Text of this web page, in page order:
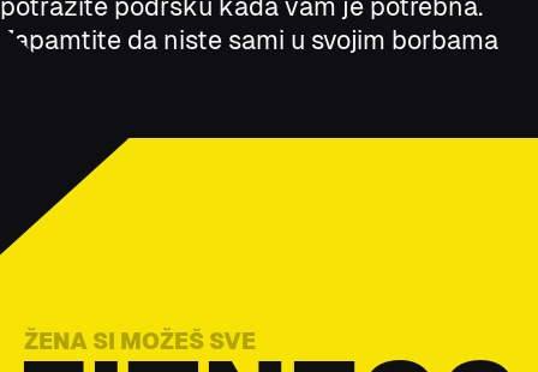
potražite podršku kada vam je potrebna.
Zapamtite da niste sami u svojim borbama
ŽENA SI MOŽEŠ SVE